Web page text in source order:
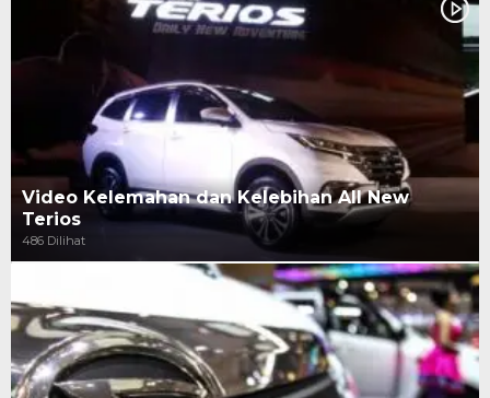
Video Kelemahan dan Kelebihan All New
Terios
486 Dilihat